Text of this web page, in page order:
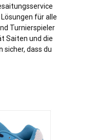
für alle
Turnierspieler
Saiten und die
sicher, dass du